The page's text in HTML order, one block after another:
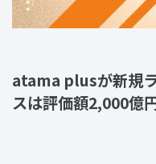
atama plusが新規
スは評価額2,000億